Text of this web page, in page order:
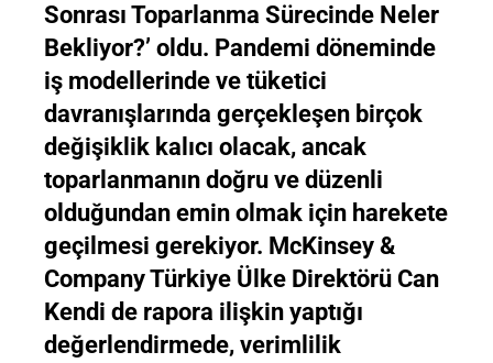
Sonrası Toparlanma Sürecinde Neler
Bekliyor?’ oldu. Pandemi döneminde
iş modellerinde ve tüketici
davranışlarında gerçekleşen birçok
değişiklik kalıcı olacak, ancak
toparlanmanın doğru ve düzenli
olduğundan emin olmak için harekete
geçilmesi gerekiyor. McKinsey &
Company Türkiye Ülke Direktörü Can
Kendi de rapora ilişkin yaptığı
değerlendirmede, verimlilik